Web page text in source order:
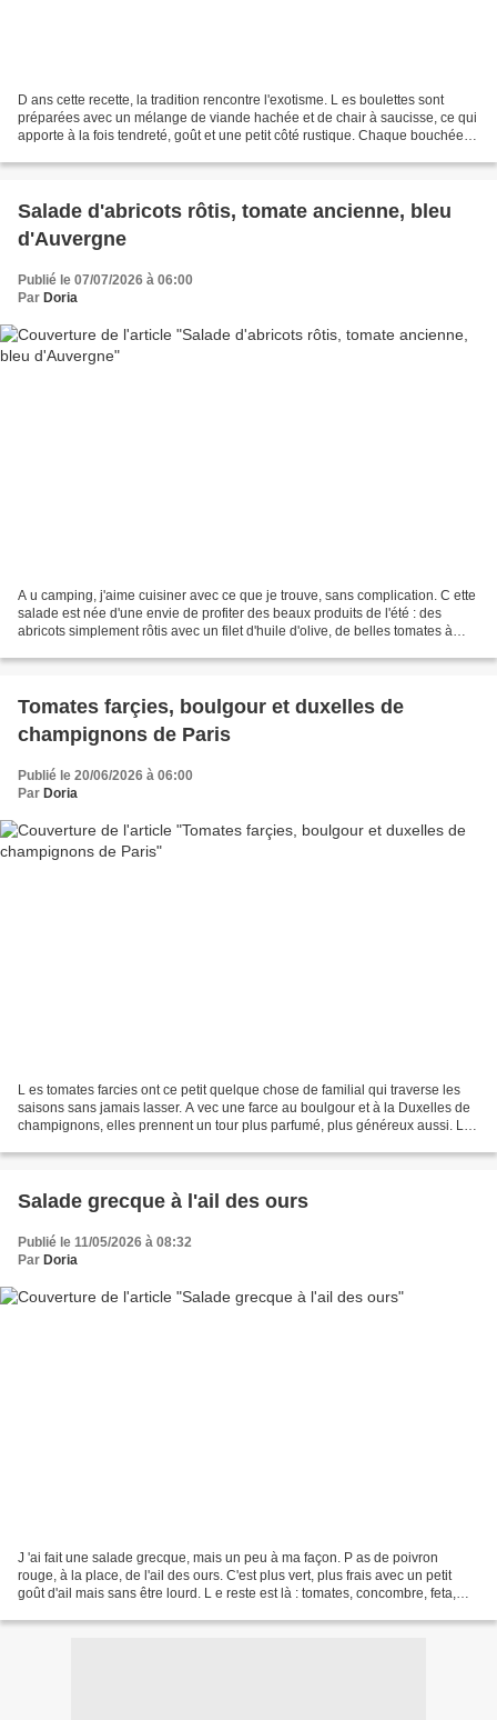
D ans cette recette, la tradition rencontre l'exotisme. L es boulettes sont
préparées avec un mélange de viande hachée et de chair à saucisse, ce qui
apporte à la fois tendreté, goût et une petit côté rustique. Chaque bouchée
Salade d'abricots rôtis, tomate ancienne, bleu
d'Auvergne
Publié le 07/07/2026 à 06:00
Par Doria
A u camping, j'aime cuisiner avec ce que je trouve, sans complication. C ette
salade est née d'une envie de profiter des beaux produits de l'été : des
abricots simplement rôtis avec un filet d'huile d'olive, de belles tomates à
Tomates farçies, boulgour et duxelles de
champignons de Paris
Publié le 20/06/2026 à 06:00
Par Doria
L es tomates farcies ont ce petit quelque chose de familial qui traverse les
saisons sans jamais lasser. A vec une farce au boulgour et à la Duxelles de
champignons, elles prennent un tour plus parfumé, plus généreux aussi. Le
Salade grecque à l'ail des ours
Publié le 11/05/2026 à 08:32
Par Doria
J 'ai fait une salade grecque, mais un peu à ma façon. P as de poivron
rouge, à la place, de l'ail des ours. C'est plus vert, plus frais avec un petit
goût d'ail mais sans être lourd. L e reste est là : tomates, concombre, feta,